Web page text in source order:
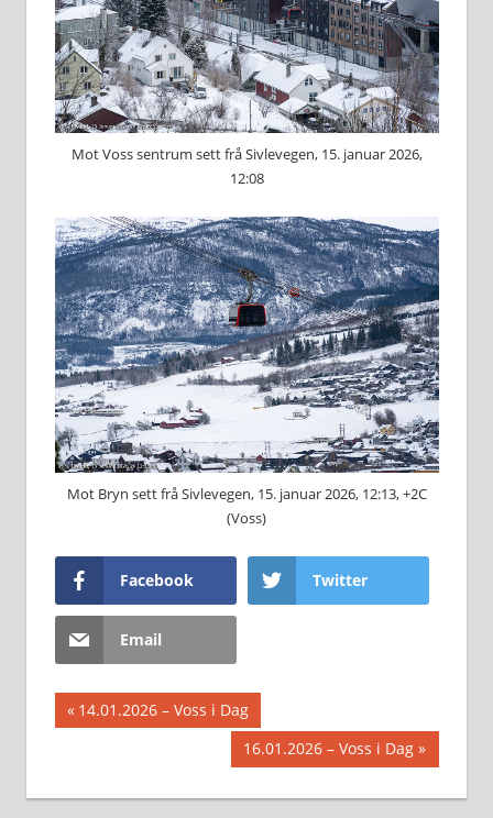
Mot Voss sentrum sett frå Sivlevegen, 15. januar 2026,
12:08
Mot Bryn sett frå Sivlevegen, 15. januar 2026, 12:13, +2C
(Voss)
Facebook Twitter
Email
Innleggsnavigasjon
Previous
Post:
14.01.2026 – Voss i Dag
Next
Post:
16.01.2026 – Voss i Dag